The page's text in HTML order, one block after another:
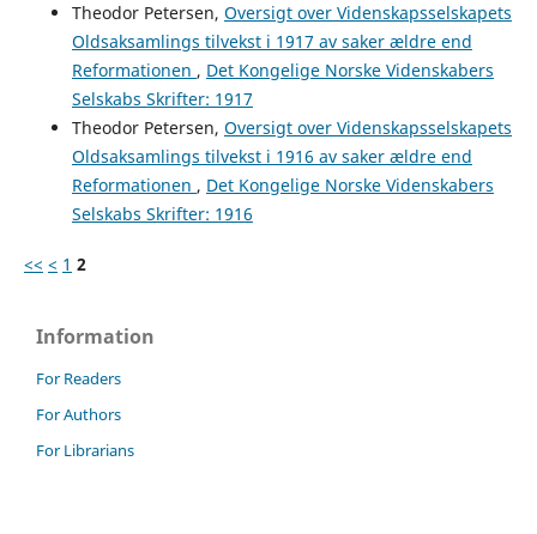
Theodor Petersen, Oversigt over Videnskapsselskapets
Oldsaksamlings tilvekst i 1917 av saker ældre end
Reformationen , Det Kongelige Norske Videnskabers
Selskabs Skrifter: 1917
Theodor Petersen, Oversigt over Videnskapsselskapets
Oldsaksamlings tilvekst i 1916 av saker ældre end
Reformationen , Det Kongelige Norske Videnskabers
Selskabs Skrifter: 1916
<< < 1 2
Information
For Readers
For Authors
For Librarians